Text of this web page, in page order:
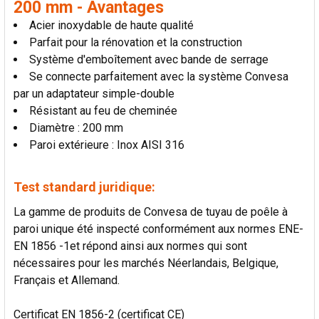
AU PANIER
200 mm - Avantages
Acier inoxydable de haute qualité
Parfait pour la rénovation et la construction
Système d'emboîtement avec bande de serrage
Se connecte parfaitement avec la système Convesa
par un adaptateur simple-double
Résistant au feu de cheminée
Diamètre : 200 mm
Paroi extérieure : Inox AISI 316
Test standard juridique:
La gamme de produits de Convesa de tuyau de poêle à
paroi unique été inspecté conformément aux normes ENE-
EN 1856 -1et répond ainsi aux normes qui sont
nécessaires pour les marchés Néerlandais, Belgique,
Français et Allemand.
Certificat EN 1856-2 (certificat CE)